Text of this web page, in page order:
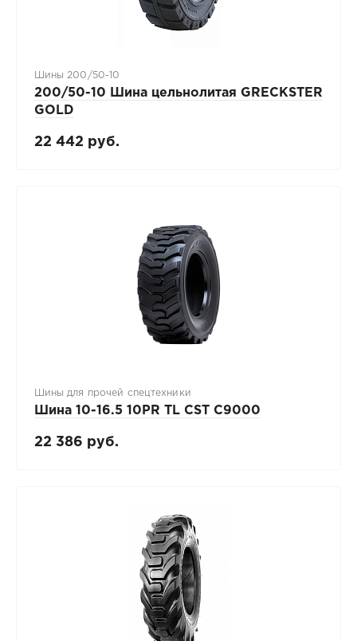
Шины 200/50-10
200/50-10 Шина цельнолитая GRECKSTER
GOLD
22 442 руб.
Шины для прочей спецтехники
Шина 10-16.5 10PR TL CST C9000
22 386 руб.